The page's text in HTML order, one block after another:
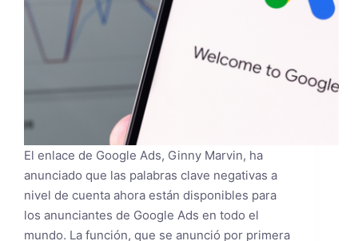
El enlace de Google Ads, Ginny Marvin, ha
anunciado que las palabras clave negativas a
nivel de cuenta ahora están disponibles para
los anunciantes de Google Ads en todo el
mundo. La función, que se anunció por primera